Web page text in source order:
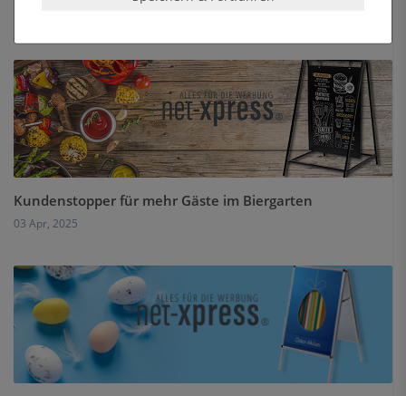
Kundenstopper für mehr Gäste im Biergarten
03 Apr, 2025